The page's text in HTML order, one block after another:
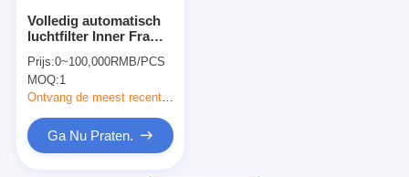
Volledig automatisch
luchtfilter Inner Frame
Machine Gemakkelijk
te bedienen
Prijs:0~100,000RMB/PCS
MOQ:1
Ontvang de meest recente Prijs
Ga Nu Praten.